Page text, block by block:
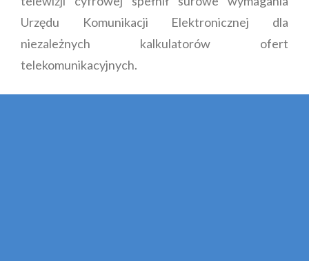
Urzędu Komunikacji Elektronicznej dla
niezależnych kalkulatorów ofert
telekomunikacyjnych.